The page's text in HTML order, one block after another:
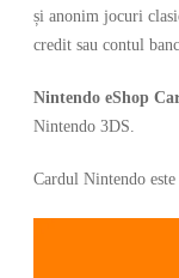
și anonim jocuri
credit sau contul
Nintendo eShop
Nintendo 3DS.
Cardul Nintendo